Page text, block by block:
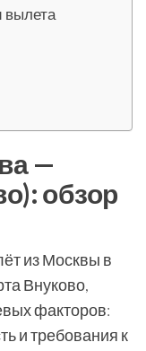
вылета
—
обзор
из Москвы в
Внуково,
факторов:
и требования к